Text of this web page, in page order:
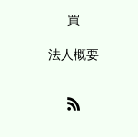
買
法人概要